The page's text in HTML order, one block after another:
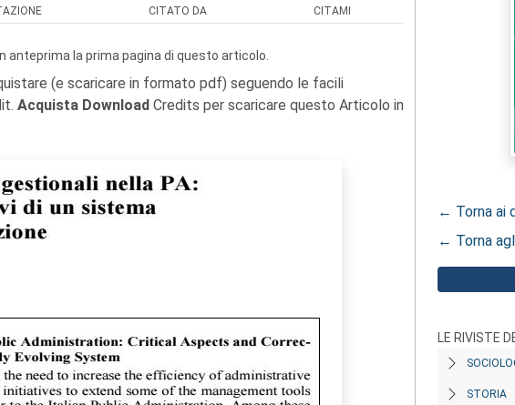
CITATO DA CITAMI
anteprima la prima pagina di questo articolo.
(e scaricare in formato pdf) seguendo le facili
Acquista Download Credits per scaricare questo Articolo in
← Torna ai
← Torna
LE RIVISTE
STORIA